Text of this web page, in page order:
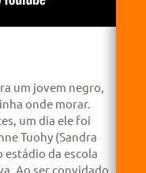
um jovem negro,
onde morar.
um dia ele foi
Tuohy (Sandra
estádio da escola
Ao ser convidado